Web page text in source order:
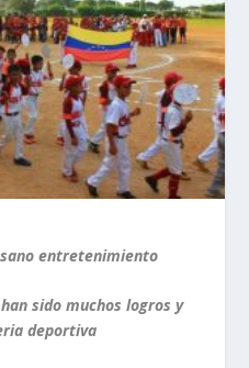
entretenimiento
sido muchos logros y
deportiva